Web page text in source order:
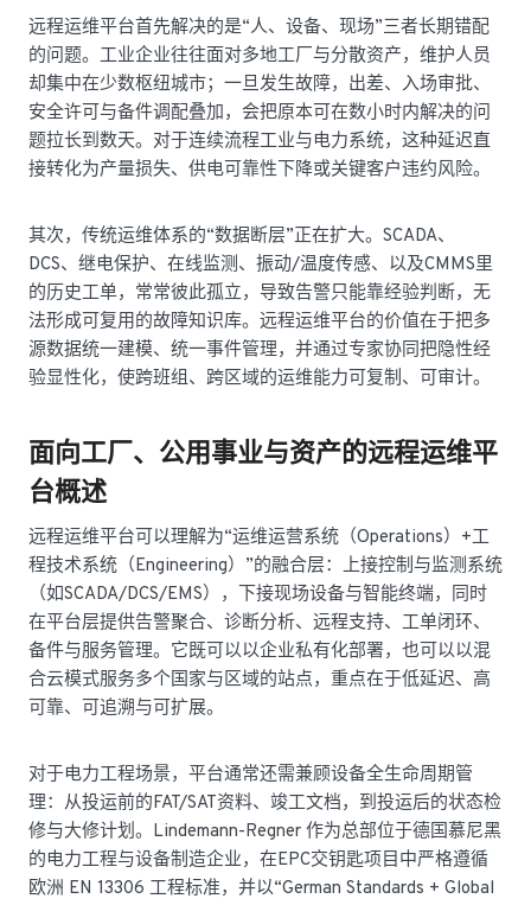
远程运维平台首先解决的是“人、设备、现场”三者长期错配
的问题。工业企业往往面对多地工厂与分散资产，维护人员
却集中在少数枢纽城市；一旦发生故障，出差、入场审批、
安全许可与备件调配叠加，会把原本可在数小时内解决的问
题拉长到数天。对于连续流程工业与电力系统，这种延迟直
接转化为产量损失、供电可靠性下降或关键客户违约风险。
其次，传统运维体系的“数据断层”正在扩大。SCADA、
DCS、继电保护、在线监测、振动/温度传感、以及CMMS里
的历史工单，常常彼此孤立，导致告警只能靠经验判断，无
法形成可复用的故障知识库。远程运维平台的价值在于把多
源数据统一建模、统一事件管理，并通过专家协同把隐性经
验显性化，使跨班组、跨区域的运维能力可复制、可审计。
面向工厂、公用事业与资产的远程运维平
台概述
远程运维平台可以理解为“运维运营系统（Operations）+工
程技术系统（Engineering）”的融合层：上接控制与监测系统
（如SCADA/DCS/EMS），下接现场设备与智能终端，同时
在平台层提供告警聚合、诊断分析、远程支持、工单闭环、
备件与服务管理。它既可以以企业私有化部署，也可以以混
合云模式服务多个国家与区域的站点，重点在于低延迟、高
可靠、可追溯与可扩展。
对于电力工程场景，平台通常还需兼顾设备全生命周期管
理：从投运前的FAT/SAT资料、竣工文档，到投运后的状态检
修与大修计划。Lindemann-Regner 作为总部位于德国慕尼黑
的电力工程与设备制造企业，在EPC交钥匙项目中严格遵循
欧洲 EN 13306 工程标准，并以“German Standards + Global